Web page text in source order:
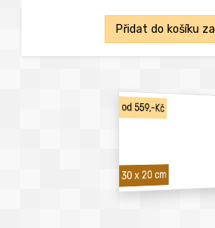
Přidat do košíku za
od 559,-Kč
30 x 20 cm